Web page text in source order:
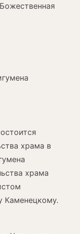
храма в
храма
Каменецкому.